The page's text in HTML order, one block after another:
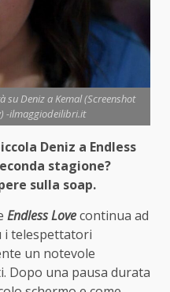
Deniz a Kemal (Screenshot
-ilmaggiodeilibri.it
Deniz a Endless
stagione?
sulla soap.
Endless Lovecontinua ad
i telespettatori
un notevole
Dopo una pausa durata